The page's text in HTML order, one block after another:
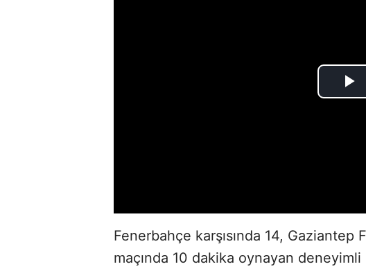
Fenerbahçe karşısında 14, Gaziantep
maçında 10 dakika oynayan